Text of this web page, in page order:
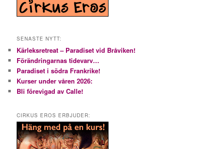
SENASTE NYTT:
Kärleksretreat – Paradiset vid Bråviken!
Förändringarnas tidevarv…
Paradiset i södra Frankrike!
Kurser under våren 2026:
Bli förevigad av Calle!
CIRKUS EROS ERBJUDER: